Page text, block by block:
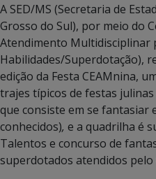
A SED/MS (Secretaria de
Grosso do Sul), por meio do
Atendimento Multidisciplinar
Habilidades/Superdotação),
edição da Festa CEAMnina,
trajes típicos de festas
que consiste em se fantasiar
conhecidos), e a quadrilha é
Talentos e concurso de
superdotados atendidos pelo